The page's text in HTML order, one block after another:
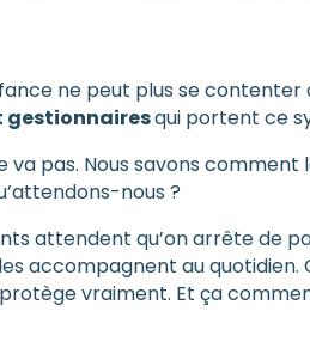
ne peut plus se
gestionnairesqui portent ce
va pas. Nous savons
nous ?
attendent qu’on arrête de
accompagnent au
vraiment. Et ça